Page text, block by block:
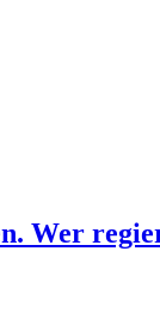
Wer